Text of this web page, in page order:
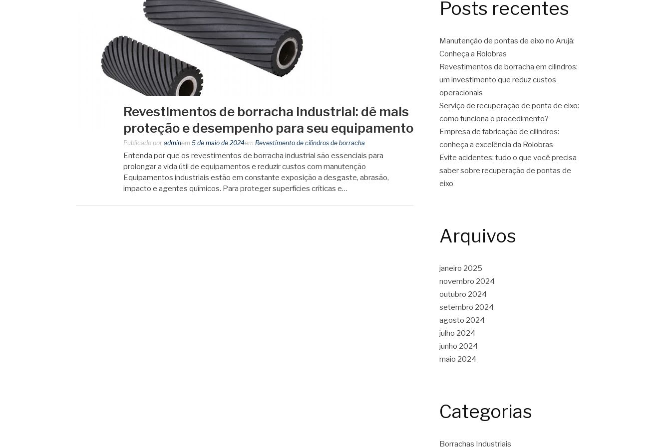
Revestimentos de borracha industrial: dê mais
proteção e desempenho para seu equipamento
Publicado por adminem 5 de maio de 2024em Revestimento de cilindros de borracha
Entenda por que os revestimentos de borracha industrial são essenciais para
prolongar a vida útil de equipamentos e reduzir custos com manutenção
Equipamentos industriais estão em constante exposição a desgaste, abrasão,
impacto e agentes químicos. Para proteger superfícies críticas e…
Posts recentes
Manutenção de pontas de eixo no Arujá:
Conheça a Rolobras
Revestimentos de borracha em cilindros:
um investimento que reduz custos
operacionais
Serviço de recuperação de ponta de eixo:
como funciona o procedimento?
Empresa de fabricação de cilindros:
conheça a excelência da Rolobras
Evite acidentes: tudo o que você precisa
saber sobre recuperação de pontas de
eixo
Arquivos
janeiro 2025
novembro 2024
outubro 2024
setembro 2024
agosto 2024
julho 2024
junho 2024
maio 2024
Categorias
Borrachas Industriais